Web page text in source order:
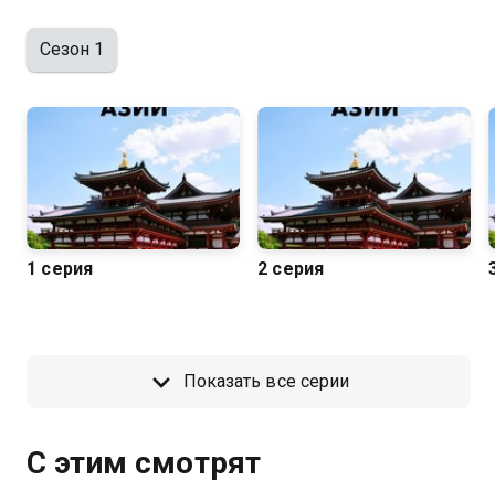
Сезон 1
1 серия 2 серия
Показать все серии
С этим смотрят